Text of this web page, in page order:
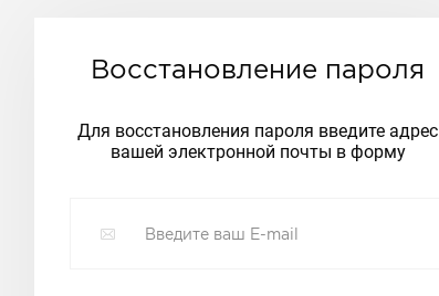
Восстановление пароля
Для восстановления пароля введите адрес
вашей электронной почты в форму